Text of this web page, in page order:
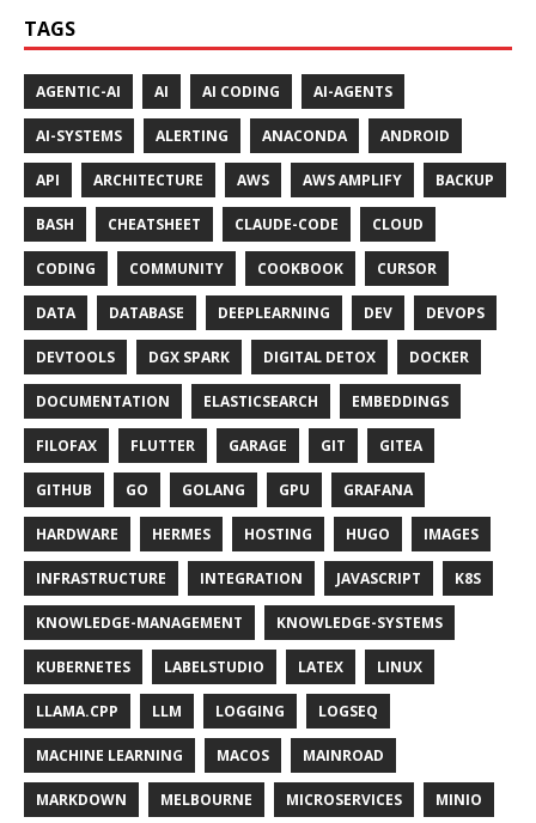
TAGS
AGENTIC-AI AI AI CODING AI-AGENTS
AI-SYSTEMS ALERTING ANACONDA ANDROID
API ARCHITECTURE AWS AWS AMPLIFY BACKUP
BASH CHEATSHEET CLAUDE-CODE CLOUD
CODING COMMUNITY COOKBOOK CURSOR
DATA DATABASE DEEPLEARNING DEV DEVOPS
DEVTOOLS DGX SPARK DIGITAL DETOX DOCKER
DOCUMENTATION ELASTICSEARCH EMBEDDINGS
FILOFAX FLUTTER GARAGE GIT GITEA
GITHUB GO GOLANG GPU GRAFANA
HARDWARE HERMES HOSTING HUGO IMAGES
INFRASTRUCTURE INTEGRATION JAVASCRIPT K8S
KNOWLEDGE-MANAGEMENT KNOWLEDGE-SYSTEMS
KUBERNETES LABELSTUDIO LATEX LINUX
LLAMA.CPP LLM LOGGING LOGSEQ
MACHINE LEARNING MACOS MAINROAD
MARKDOWN MELBOURNE MICROSERVICES MINIO